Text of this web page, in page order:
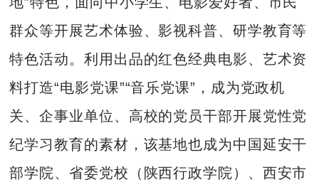
群众等开展艺术体验、影视科普、研学教育等
特色活动。利用出品的红色经典电影、艺术资
料打造“电影党课”“音乐党课”，成为党政机
关、企事业单位、高校的党员干部开展党性党
纪学习教育的素材，该基地也成为中国延安干
部学院、省委党校（陕西行政学院）、西安市